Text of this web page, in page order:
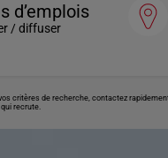
d’emplois
/ diffuser
critères de recherche, contactez
recrute.